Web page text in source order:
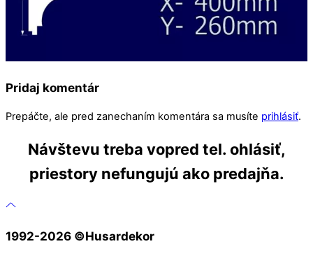
Pridaj komentár
Prepáčte, ale pred zanechaním komentára sa musíte prihlásiť.
Návštevu treba vopred tel. ohlásiť,
priestory nefungujú ako predajňa.
1992-2026 ©️Husardekor